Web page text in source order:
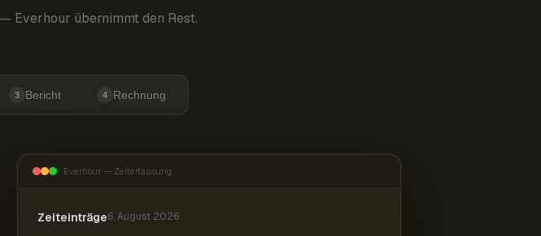
Everhour übernimmt den Rest.
3 Bericht 4 Rechnung
Everhour — Zeiterfassung
Zeiteinträge6. August 2026